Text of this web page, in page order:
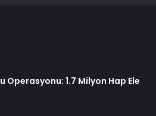
Operasyonu: 1.7 Milyon Hap Ele